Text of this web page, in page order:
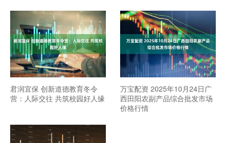
君润宜保 创新道德教育冬令
营：人际交往 共筑校园好人缘
万宝配资 2025年10月24日广
西田阳农副产品综合批发市场
价格行情